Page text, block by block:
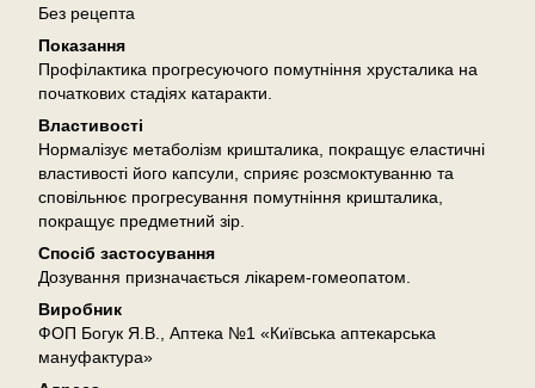
Без рецепта
Показання
Профілактика прогресуючого помутніння хрусталика на
початкових стадіях катаракти.
Властивості
Нормалізує метаболізм кришталика, покращує еластичні
властивості його капсули, сприяє розсмоктуванню та
сповільнює прогресування помутніння кришталика,
покращує предметний зір.
Спосіб застосування
Дозування призначається лікарем-гомеопатом.
Виробник
ФОП Богук Я.В., Аптека №1 «Київська аптекарська
мануфактура»